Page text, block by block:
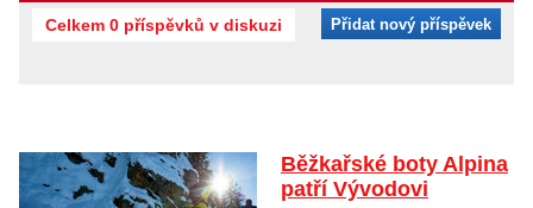
Celkem 0 příspěvků v diskuzi Přidat nový příspěvek
Běžkařské boty Alpina
patří Vývodovi